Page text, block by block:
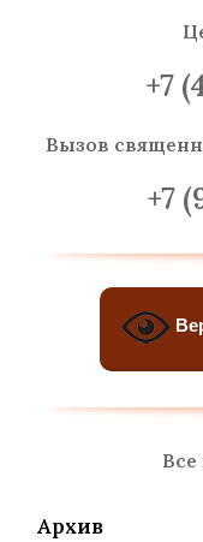
+7
Вызов
+7
Архив